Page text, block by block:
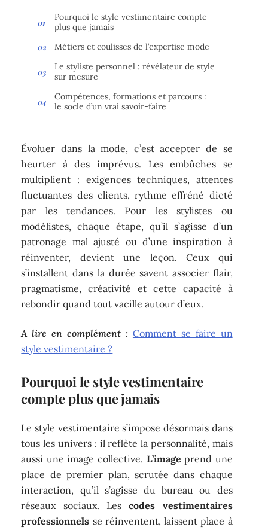
Pourquoi le style vestimentaire compte
plus que jamais
Métiers et coulisses de l’expertise mode
Le styliste personnel : révélateur de style
sur mesure
Compétences, formations et parcours :
le socle d’un vrai savoir-faire
Évoluer dans la mode, c’est accepter de se
heurter à des imprévus. Les embûches se
multiplient : exigences techniques, attentes
fluctuantes des clients, rythme effréné dicté
par les tendances. Pour les stylistes ou
modélistes, chaque étape, qu’il s’agisse d’un
patronage mal ajusté ou d’une inspiration à
réinventer, devient une leçon. Ceux qui
s’installent dans la durée savent associer flair,
pragmatisme, créativité et cette capacité à
rebondir quand tout vacille autour d’eux.
A lire en complément : Comment se faire un
style vestimentaire ?
Pourquoi le style vestimentaire
compte plus que jamais
Le style vestimentaire s’impose désormais dans
tous les univers : il reflète la personnalité, mais
aussi une image collective. L’image prend une
place de premier plan, scrutée dans chaque
interaction, qu’il s’agisse du bureau ou des
réseaux sociaux. Lescodes vestimentaires
professionnels se réinventent, laissent place à